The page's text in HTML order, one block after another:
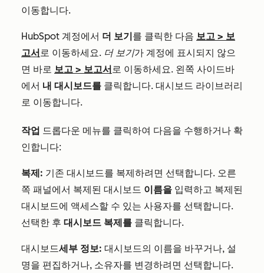
이동합니다.
HubSpot 계정에서 더 보기를 클릭한 다음 보고 > 보
고서로 이동하세요. 더 보기가 계정에 표시되지 않으
면 바로 보고 > 보고서로 이동하세요. 왼쪽 사이드바
에서 내 대시보드를 클릭합니다. 대시보드 라이브러리
로 이동합니다.
작업 드롭다운 메뉴를 클릭하여 다음을 수행하거나 확
인합니다:
복제: 기존 대시보드를 복제하려면 선택합니다. 오른
쪽 패널에서 복제된 대시보드 이름을 입력하고 복제된
대시보드에 액세스할 수 있는 사용자를 선택합니다.
선택한 후 대시보드 복제를 클릭합니다.
대시보드세부 정보: 대시보드의 이름을 바꾸거나, 설
명을 편집하거나, 소유자를 변경하려면 선택합니다.